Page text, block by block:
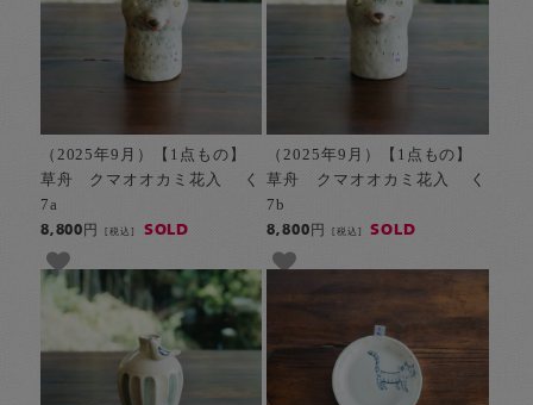
（2025年9月）【1点もの】
草舟 クマオオカミ花入 く
7a
8,800円[税込] SOLD
（2025年9月）【1点もの】
草舟 クマオオカミ花入 く
7b
8,800円 [税込] SOLD